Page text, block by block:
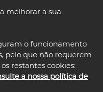
melhorar a sua
o funcionamento
pelo que não requerem
restantes cookies:
a nossa política de
select language